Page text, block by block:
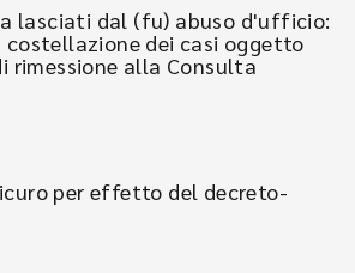
lasciati dal (fu) abuso d'ufficio:
costellazione dei casi oggetto
rimessione alla Consulta
per effetto del decreto-